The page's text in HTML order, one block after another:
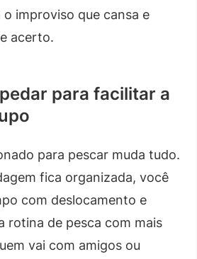
improviso que cansa e
acerto.
para facilitar a
para pescar muda tudo.
fica organizada, você
com deslocamento e
rotina de pesca com mais
vai com amigos ou